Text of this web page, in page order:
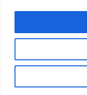
Zoeken
Zoeken